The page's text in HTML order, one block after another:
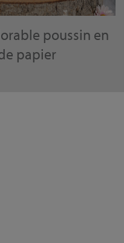
poussin en
papier